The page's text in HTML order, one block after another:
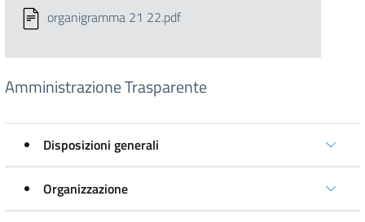
organigramma 21 22.pdf
Amministrazione Trasparente
Disposizioni generali
Organizzazione